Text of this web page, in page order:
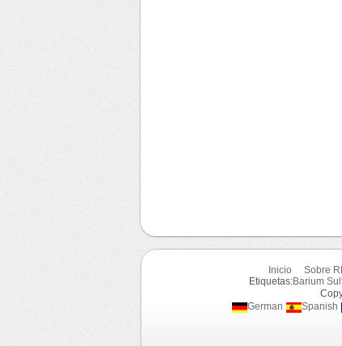
Inicio Sobre
Etiquetas:Barium
German
Spanish